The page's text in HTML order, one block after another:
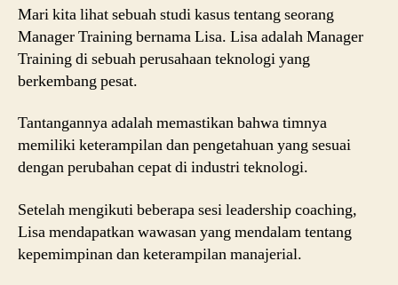
Mari kita lihat sebuah studi kasus tentang seorang
Manager Training bernama Lisa. Lisa adalah Manager
Training di sebuah perusahaan teknologi yang
berkembang pesat.
Tantangannya adalah memastikan bahwa timnya
memiliki keterampilan dan pengetahuan yang sesuai
dengan perubahan cepat di industri teknologi.
Setelah mengikuti beberapa sesi leadership coaching,
Lisa mendapatkan wawasan yang mendalam tentang
kepemimpinan dan keterampilan manajerial.